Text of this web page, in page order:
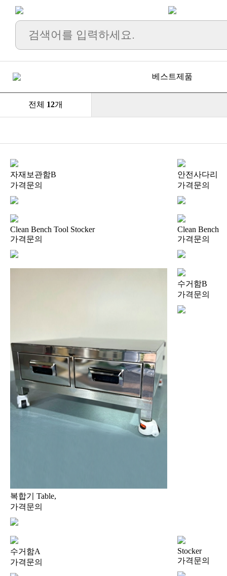
베스트제품
전체 12개
자재보관함B
가격문의
안전사다리
가격문의
Clean Bench Tool Stocker
가격문의
Clean Bench
가격문의
복합기 Table,
가격문의
수거함B
가격문의
수거함A
가격문의
Stocker
가격문의